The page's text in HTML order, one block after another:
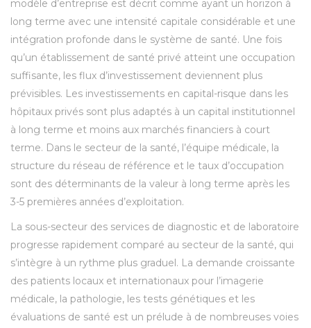
modèle d’entreprise est décrit comme ayant un horizon à
long terme avec une intensité capitale considérable et une
intégration profonde dans le système de santé. Une fois
qu’un établissement de santé privé atteint une occupation
suffisante, les flux d’investissement deviennent plus
prévisibles. Les investissements en capital-risque dans les
hôpitaux privés sont plus adaptés à un capital institutionnel
à long terme et moins aux marchés financiers à court
terme. Dans le secteur de la santé, l’équipe médicale, la
structure du réseau de référence et le taux d’occupation
sont des déterminants de la valeur à long terme après les
3-5 premières années d’exploitation.
La sous-secteur des services de diagnostic et de laboratoire
progresse rapidement comparé au secteur de la santé, qui
s’intègre à un rythme plus graduel. La demande croissante
des patients locaux et internationaux pour l’imagerie
médicale, la pathologie, les tests génétiques et les
évaluations de santé est un prélude à de nombreuses voies